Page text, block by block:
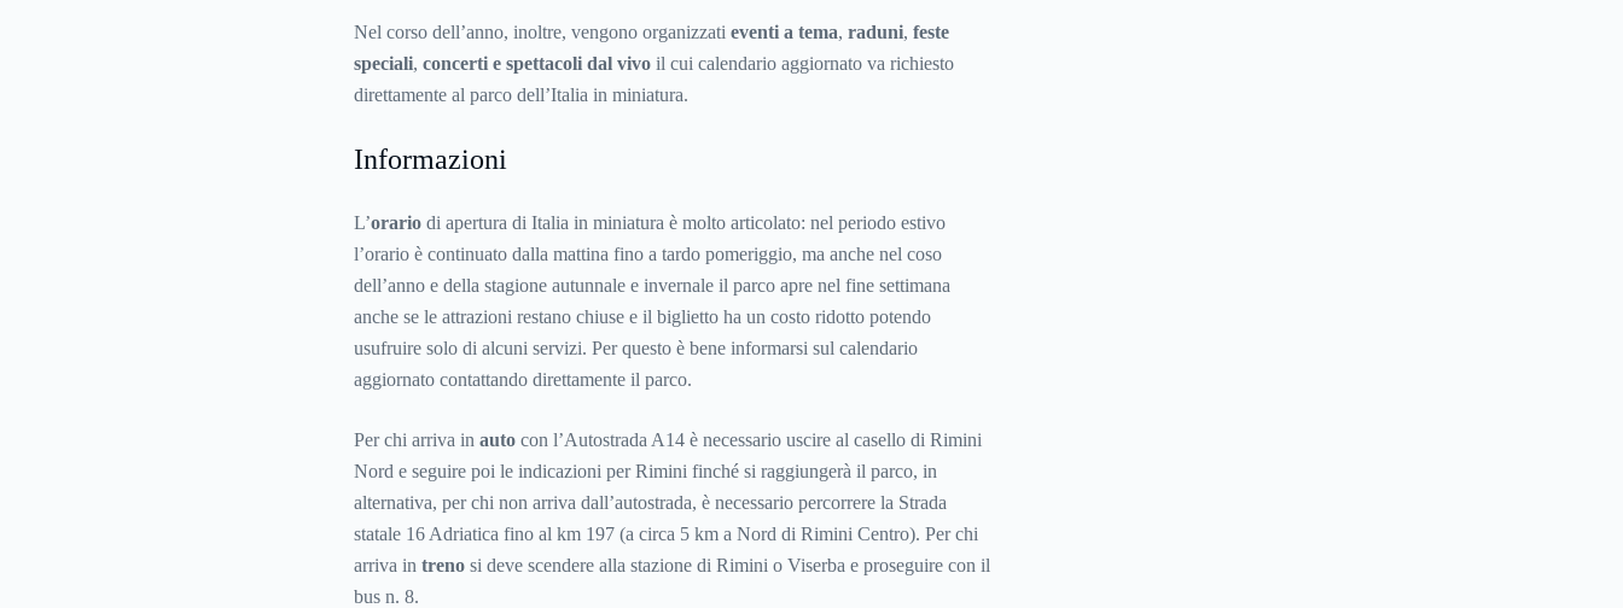
Nel corso dell’anno, inoltre, vengono organizzati eventi a tema, raduni, feste
speciali, concerti e spettacoli dal vivo il cui calendario aggiornato va richiesto
direttamente al parco dell’Italia in miniatura.
Informazioni
L’orariodi apertura di Italia in miniatura è molto articolato: nel periodo estivo
l’orario è continuato dalla mattina fino a tardo pomeriggio, ma anche nel coso
dell’anno e della stagione autunnale e invernale il parco apre nel fine settimana
anche se le attrazioni restano chiuse e il biglietto ha un costo ridotto potendo
usufruire solo di alcuni servizi. Per questo è bene informarsi sul calendario
aggiornato contattando direttamente il parco.
Per chi arriva in autocon l’Autostrada A14 è necessario uscire al casello di Rimini
Nord e seguire poi le indicazioni per Rimini finché si raggiungerà il parco, in
alternativa, per chi non arriva dall’autostrada, è necessario percorrere la Strada
statale 16 Adriatica fino al km 197 (a circa 5 km a Nord di Rimini Centro). Per chi
arriva in trenosi deve scendere alla stazione di Rimini o Viserba e proseguire con il
bus n. 8.